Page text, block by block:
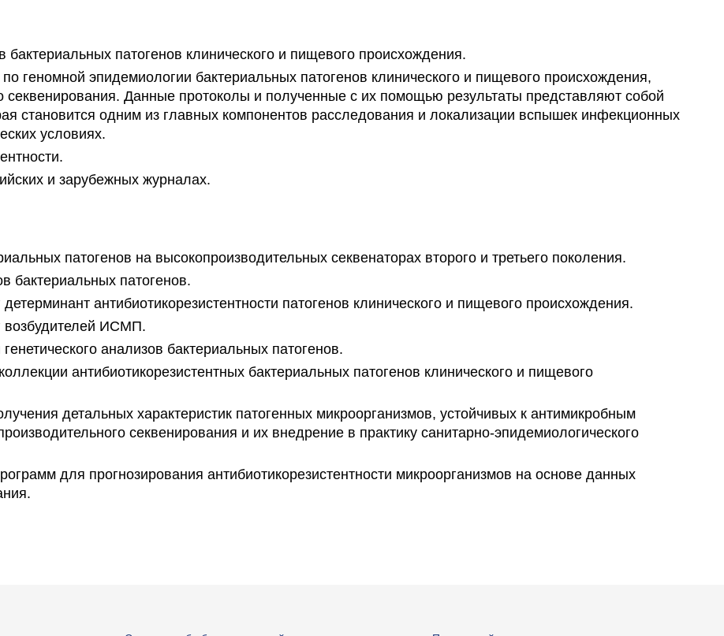
патогенов клинического и пищевого происхождения.
геномной эпидемиологии бактериальных патогенов клинического и пищевого происхождения,
Данные протоколы и полученные с их помощью результаты представляют собой
становится одним из главных компонентов расследования и локализации вспышек инфекционных
условиях.
и зарубежных журналах.
патогенов на высокопроизводительных секвенаторах второго и третьего поколения.
бактериальных патогенов.
антибиотикорезистентности патогенов клинического и пищевого происхождения.
возбудителей ИСМП.
анализов бактериальных патогенов.
антибиотикорезистентных бактериальных патогенов клинического и пищевого
детальных характеристик патогенных микроорганизмов, устойчивых к антимикробным
секвенирования и их внедрение в практику санитарно-эпидемиологического
для прогнозирования антибиотикорезистентности микроорганизмов на основе данных